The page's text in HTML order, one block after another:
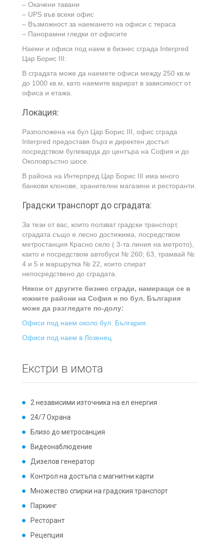
– Окачени тавани
– UPS във всеки офис
– Възможност за наемането на офиси с тераса
– Панорамни гледки от офисите
Наеми и офиси под наем в бизнес сграда Interpred
Цар Борис III:
В сградата може да наемете офиси между 250 кв.м
до 1000 кв.м, като наемите варират в зависимост от
офиса и етажа.
Локация:
Разположена на бул Цар Борис III, офис сграда
Interpred предоставя бърз и директен достъп
посредством булеварда до центъра на София и до
Околовръстно шосе.
В района на Интерпред Цар Борис III има много
банкови клонове, хранителни магазини и ресторанти.
Градски транспорт до сградата:
За тези от вас, които ползват градски транспорт,
сградата също е лесно достижима, посредством
метростанция Красно село ( 3-та линия на метрото),
както и посредством автобуси № 260; 63, трамвай №
4 и 5 и маршрутка № 22, които спират
непосредствено до сградата.
Някои от другите бизнес сгради, намиращи се в
южните райони на София и по бул. България
може да разгледате по-долу:
Офиси под наем около бул. България
Офиси под наем в Лозенец
Екстри в имота
2 независими източника на ел енергия
24/7 Охрана
Близо до метросанция
Видеонаблюдение
Дизелов генератор
Контрол на достъпа с магнитни карти
Множество спирки на градския транспорт
Паркинг
Ресторант
Рецепция